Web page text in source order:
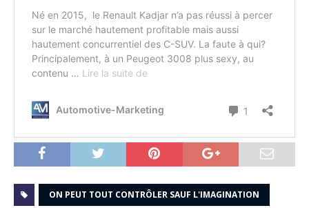
ON PEUT TOUT CONTRÔLER SAUF L'IMAGINATION